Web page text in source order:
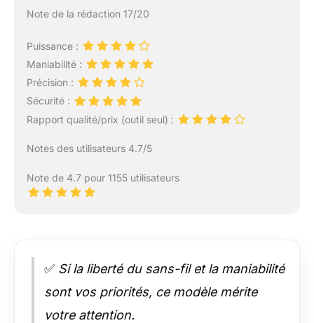
Note de la rédaction 17/20
Puissance :
Maniabilité :
Précision :
Sécurité :
Rapport qualité/prix (outil seul) :
Notes des utilisateurs 4.7/5
Note de 4.7 pour 1155 utilisateurs
✅ Si la liberté du sans-fil et la maniabilité
sont vos priorités, ce modèle mérite
votre attention.